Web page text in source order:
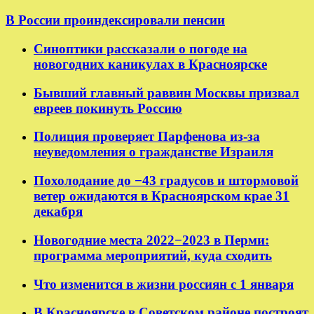
В России проиндексировали пенсии
Синоптики рассказали о погоде на
новогодних каникулах в Красноярске
Бывший главный раввин Москвы призвал
евреев покинуть Россию
Полиция проверяет Парфенова из-за
неуведомления о гражданстве Израиля
Похолодание до −43 градусов и штормовой
ветер ожидаются в Красноярском крае 31
декабря
Новогодние места 2022−2023 в Перми:
программа мероприятий, куда сходить
Что изменится в жизни россиян с 1 января